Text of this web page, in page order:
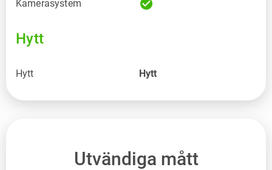
Kamerasystem check_circle
Hytt
Hytt Hytt
Utvändiga mått